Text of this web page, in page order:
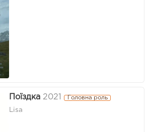
Поїздка 2021 Головна роль
Lisa